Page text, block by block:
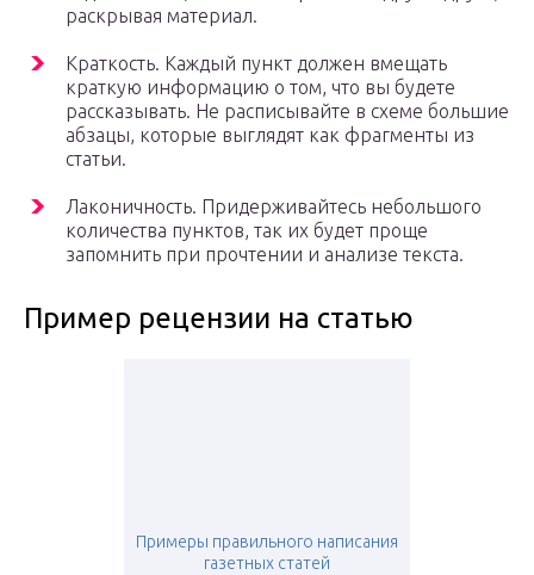
раскрывая материал.
Краткость. Каждый пункт должен вмещать
краткую информацию о том, что вы будете
рассказывать. Не расписывайте в схеме большие
абзацы, которые выглядят как фрагменты из
статьи.
Лаконичность. Придерживайтесь небольшого
количества пунктов, так их будет проще
запомнить при прочтении и анализе текста.
Пример рецензии на статью
Примеры правильного написания
газетных статей